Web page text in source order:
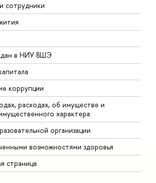
сотрудники
в НИУ ВШЭ
коррупции
расходах, об имуществе и
характера
организации
возможностями здоровья
страница